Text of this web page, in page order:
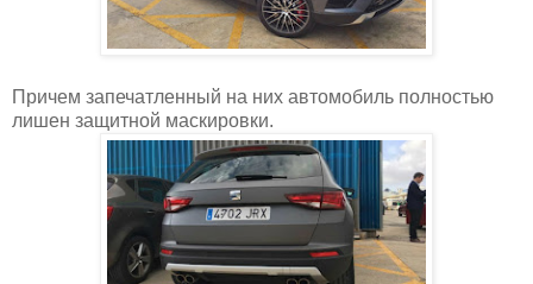
Причем запечатленный на них автомобиль полностью
лишен защитной маскировки.